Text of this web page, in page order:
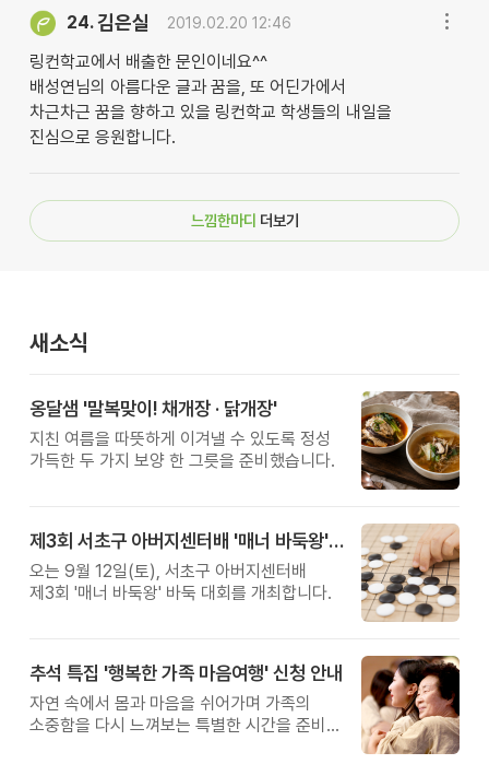
24.김은실 2019.02.20 12:46
링컨학교에서 배출한 문인이네요^^
배성연님의 아름다운 글과 꿈을, 또 어딘가에서
차근차근 꿈을 향하고 있을 링컨학교 학생들의 내일을
진심으로 응원합니다.
느낌한마디 더보기
새소식
옹달샘 '말복맞이! 채개장 · 닭개장'
지친 여름을 따뜻하게 이겨낼 수 있도록 정성
가득한 두 가지 보양 한 그릇을 준비했습니다.
제3회 서초구 아버지센터배 '매너 바둑왕' 대회
오는 9월 12일(토), 서초구 아버지센터배
제3회 '매너 바둑왕' 바둑 대회를 개최합니다.
추석 특집 '행복한 가족 마음여행' 신청 안내
자연 속에서 몸과 마음을 쉬어가며 가족의
소중함을 다시 느껴보는 특별한 시간을 준비해